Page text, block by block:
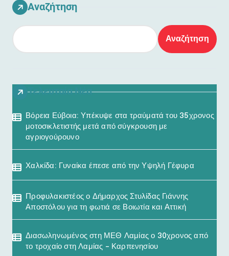
Αναζήτηση
Αναζήτηση
Τελευταία Νέα
Βόρεια Εύβοια: Υπέκυψε στα τραύματά του 35χρονος
μοτοσικλετιστής μετά από σύγκρουση με
αγριογούρουνο
Χαλκίδα: Γυναίκα έπεσε από την Υψηλή Γέφυρα
Προφυλακιστέος ο Δήμαρχος Στυλίδας Γιάννης
Αποστόλου για τη φωτιά σε Βοιωτία και Αττική
Διασωληνωμένος στη ΜΕΘ Λαμίας ο 30χρονος από
το τροχαίο στη Λαμίας – Καρπενησίου